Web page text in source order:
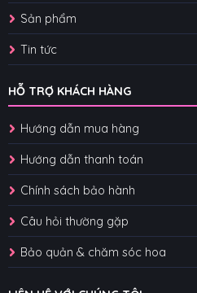
Sản phẩm
Tin tức
HỖ TRỢ KHÁCH HÀNG
Hướng dẫn mua hàng
Hướng dẫn thanh toán
Chính sách bảo hành
Câu hỏi thường gặp
Bảo quản & chăm sóc hoa